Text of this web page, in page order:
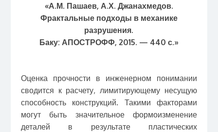
«А.М. Пашаев, А.Х. Джанахмедов.
Фрактальные подходы в механике
разрушения.
Баку: АПОСТРОФФ, 2015. — 440 с.»
Оценка прочности в инженерном понимании
сводится к расчету, лимитирующему несущую
способность конструкций. Такими факторами
могут быть значительное формоизменение
деталей в результате пластических